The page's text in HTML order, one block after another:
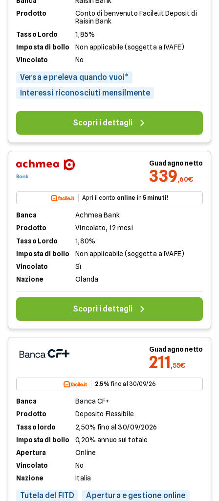
Prodotto
Conto di benvenuto Facile.it Deposit di
Raisin Bank
Tasso Lordo
1,85%
Imposta di bollo
Non applicabile (soggetta a IVAFE)
Vincolato
No
Versa e preleva quando vuoi*
Interessi riconosciuti mensilmente
Scopri i dettagli
Guadagno netto
339,60€
Apri il conto online in 5 minuti!
Banca
Achmea Bank
Prodotto
Vincolato, 12 mesi
Tasso Lordo
1,80%
Imposta di bollo
Non applicabile (soggetta a IVAFE)
Vincolato
Sì
Nazione
Olanda
Scopri i dettagli
Guadagno netto
211,55€
2.5% fino al 30/09/26
Banca
Banca CF+
Prodotto
Deposito Flessibile
Tasso lordo
2,50% fino al 30/09/2026
Imposta di bollo
0,20% annuo sul totale
Apertura
Online
Vincolato
No
Nazione
Italia
Tutela del FITD
Apertura e gestione online